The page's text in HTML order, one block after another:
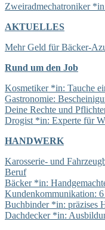
Zweiradmechatroniker
AKTUELLES
Mehr Geld für Bäcker-
Rund um den Job
Kosmetiker *in: Tauche
Gastronomie:
Deine Rechte und
Drogist *in: Experte für
HANDWERK
Karosserie- und
Beruf
Bäcker *in:
Kundenkommunikation:
Buchbinder *in: präzises
Dachdecker *in: